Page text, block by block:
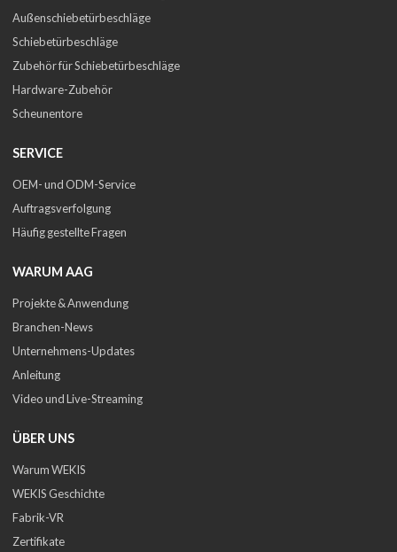
Außenschiebetürbeschläge
Schiebetürbeschläge
Zubehör für Schiebetürbeschläge
Hardware-Zubehör
Scheunentore
SERVICE
OEM- und ODM-Service
Auftragsverfolgung
Häufig gestellte Fragen
WARUM AAG
Projekte & Anwendung
Branchen-News
Unternehmens-Updates
Anleitung
Video und Live-Streaming
ÜBER UNS
Warum WEKIS
WEKIS Geschichte
Fabrik-VR
Zertifikate